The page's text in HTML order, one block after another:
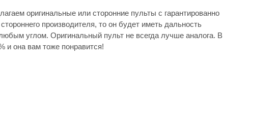
оригинальные или сторонние пульты с гарантированно
производителя, то он будет иметь дальность
углом. Оригинальный пульт не всегда лучше аналога. В
и она вам тоже понравится!